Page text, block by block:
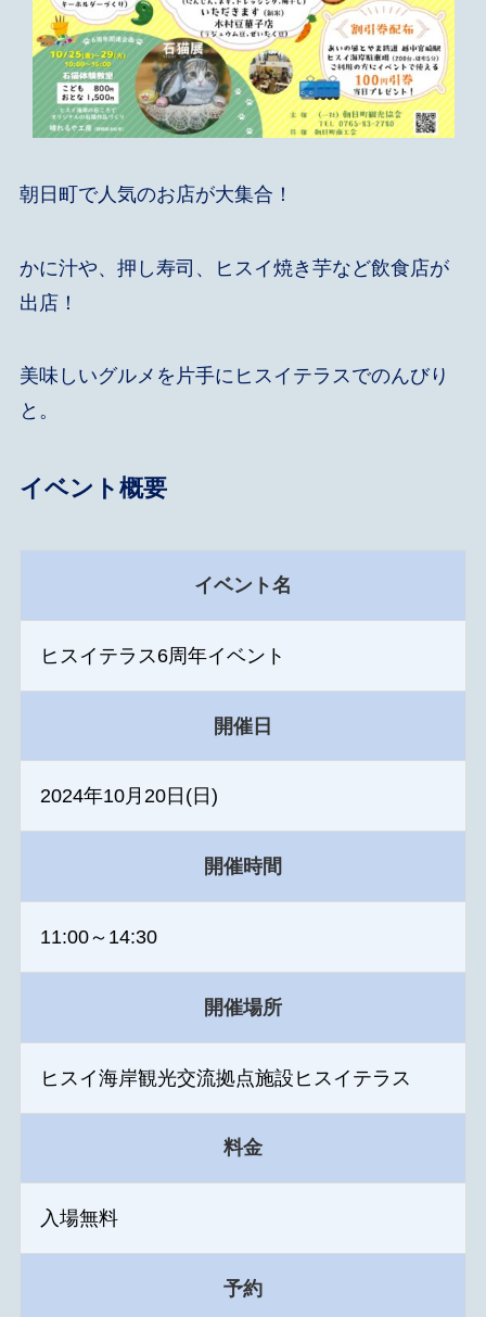
朝日町で人気のお店が大集合！
かに汁や、押し寿司、ヒスイ焼き芋など飲食店が
出店！
美味しいグルメを片手にヒスイテラスでのんびり
と。
イベント概要
イベント名
ヒスイテラス6周年イベント
開催日
2024年10月20日(日)
開催時間
11:00～14:30
開催場所
ヒスイ海岸観光交流拠点施設ヒスイテラス
料金
入場無料
予約